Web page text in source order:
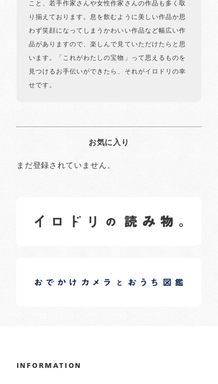
こと、若手作家さんや女性作家さんの作品も多く取
り揃えております。息を飲むように美しい作品か思
わず笑顔になってしまうかわいい作品など幅広い作
品がありますので、楽しんで見ていただけたらと思
います。「これがわたしの宝物」って思えるものを
見つけるお手伝いができたら、それがイロドリの幸
せです。
お気に入り
まだ登録されていません。
日常の様子など随時更新中です。
日常の様子など随時更新中です。
INFORMATION